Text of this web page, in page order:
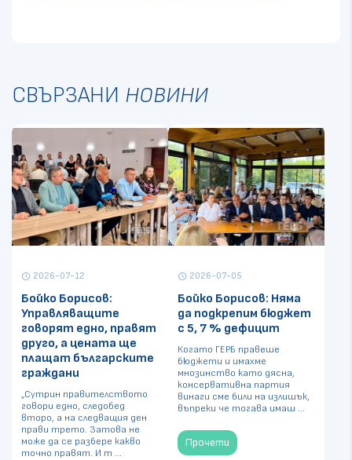
СВЪРЗАНИ НОВИНИ
schedule 2026-07-12
Бойко Борисов:
Управляващите
говорят едно, правят
друго, а цената ще
плащат българските
граждани
„Сутрин правителството
говори едно, следобед
второ, а на следващия ден
прави трето. Затова не
може да се разбере какво
точно правят. И т ...
schedule 2026-07-05
Бойко Борисов: Няма
да подкрепим бюджет
с 5, 7 % дефицит
Когато ГЕРБ правеше
бюджети и имахме
мнозинство като дясна,
консервативна партия
винаги сме били на излишък,
въпреки че тогава имаш ...
Прочети